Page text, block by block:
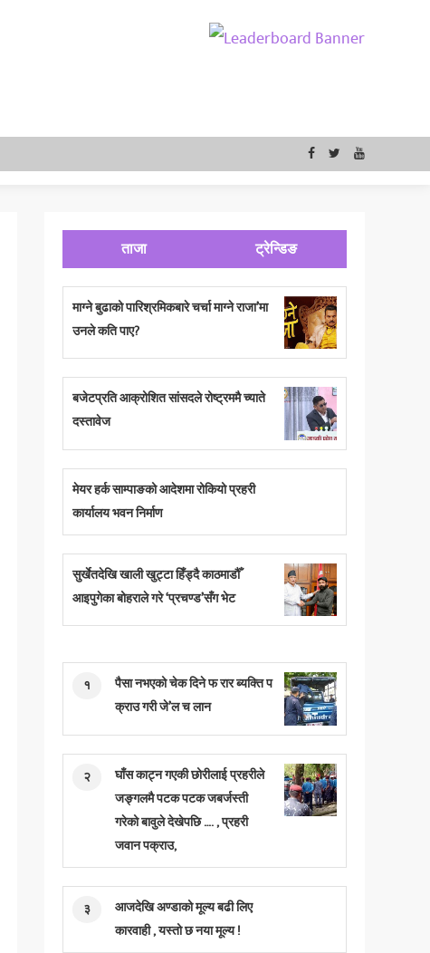
ताजा ट्रेन्डिङ
माग्ने बुढाको पारिश्रमिकबारे चर्चा माग्ने राजा’मा
उनले कति पाए?
बजेटप्रति आक्रोशित सांसदले रोष्ट्रममै च्याते
दस्तावेज
मेयर हर्क साम्पाङको आदेशमा रोकियो प्रहरी
कार्यालय भवन निर्माण
सुर्खेतदेखि खाली खुट्टा हिँड्दै काठमाडौँ
आइपुगेका बोहराले गरे ‘प्रचण्ड’सँग भेट
१
पैसा नभएको चेक दिने फ रार ब्यक्ति प
क्राउ गरी जे’ल च लान
२
घाँस काट्न गएकी छोरीलाई प्रहरीले
जङ्गलमै पटक पटक जबर्जस्ती
गरेको बावुले देखेपछि …. , प्रहरी
जवान पक्राउ,
३
आजदेखि अण्डाको मूल्य बढी लिए
कारवाही , यस्तो छ नया मूल्य !